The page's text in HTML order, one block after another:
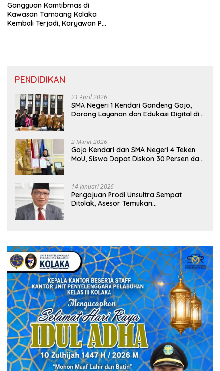
Gangguan Kamtibmas di
Kawasan Tambang Kolaka
Kembali Terjadi, Karyawan PT
PENDIDIKAN
21 April 2026
SMA Negeri 1 Kendari Gandeng Gojo,
Dorong Layanan dan Edukasi Digital di
2 Maret 2026
Gojo Kendari dan SMA Negeri 4 Teken
MoU, Siswa Dapat Diskon 30 Persen dan
14 Januari 2026
Pengajuan Prodi Unsultra Sempat
Ditolak, Asesor Temukan